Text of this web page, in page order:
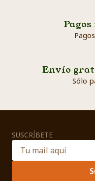
Pagos
Envío
Sólo
SUSCRÍBETE